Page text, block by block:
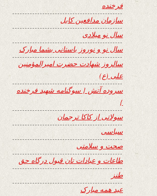
فرخنده
سازمان مدافعین کابل
سال نو میلادی
سال نو و نوروز باستانی بشما مبارک
سالروز شهادت حضرت امیرالمؤمنین
علی (ع)
سروده آتش { سوگنامه شهید فرخنده
}
سولاتی از کاکا ترجمان
سیاسی
صحت و سلامتی
طاعات و عبادات تان قبول درگاه حق
طنز
عید همه مبارک